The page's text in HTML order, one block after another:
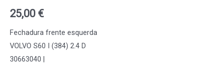
25,00 €
Fechadura frente esquerda
VOLVO S60 I (384) 2.4 D
30663040 |